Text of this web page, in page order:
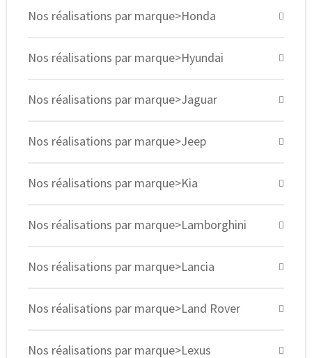
Nos réalisations par marque>Honda
Nos réalisations par marque>Hyundai
Nos réalisations par marque>Jaguar
Nos réalisations par marque>Jeep
Nos réalisations par marque>Kia
Nos réalisations par marque>Lamborghini
Nos réalisations par marque>Lancia
Nos réalisations par marque>Land Rover
Nos réalisations par marque>Lexus